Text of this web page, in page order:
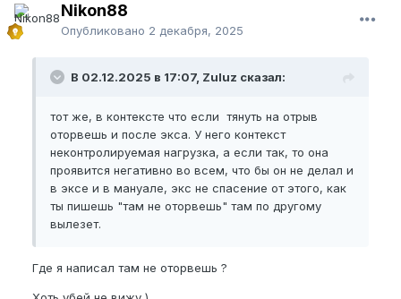
Nikon88
Опубликовано 2 декабря, 2025
В 02.12.2025 в 17:07, Zuluz сказал:
тот же, в контексте что если тянуть на отрыв
оторвешь и после экса. У него контекст
неконтролируемая нагрузка, а если так, то она
проявится негативно во всем, что бы он не делал и
в эксе и в мануале, экс не спасение от этого, как
ты пишешь "там не оторвешь" там по другому
вылезет.
Где я написал там не оторвешь ?